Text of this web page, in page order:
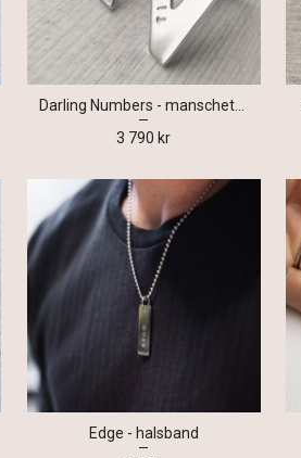
Darling Numbers - manschettknappar
3 790 kr
Edge - halsband